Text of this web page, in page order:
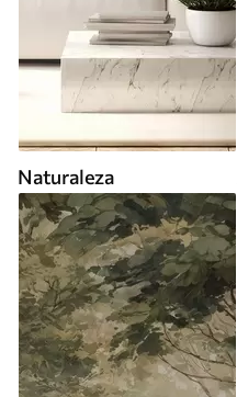
Naturaleza